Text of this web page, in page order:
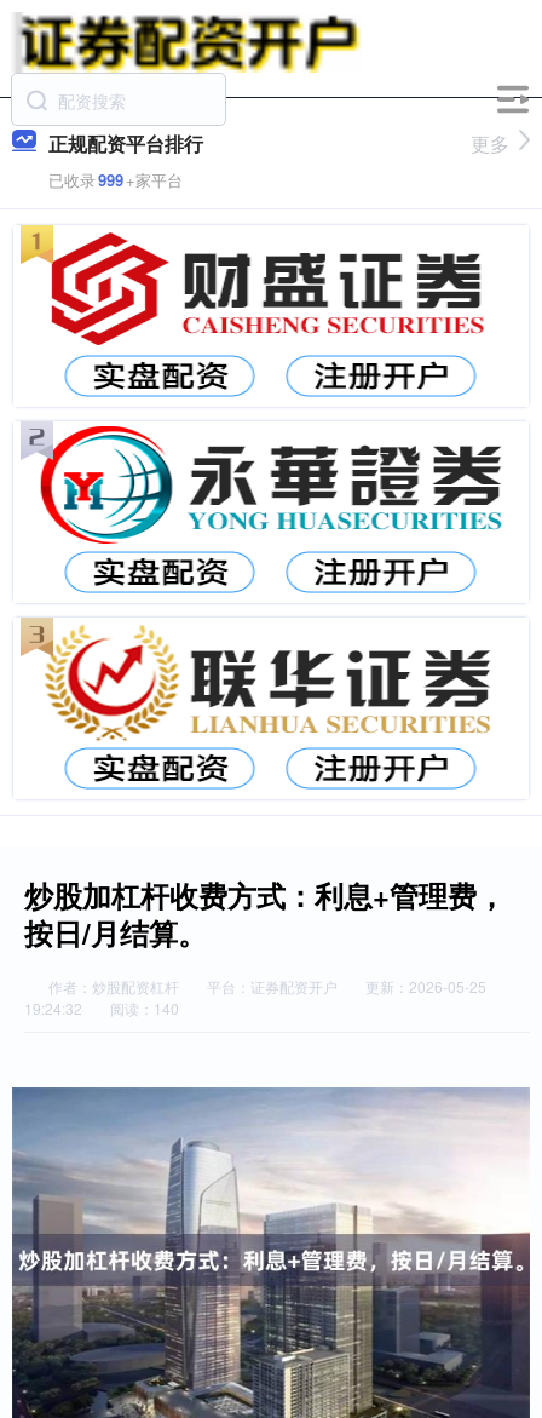
正规配资平台排行
已收录999+家平台
更多
炒股加杠杆收费方式：利息+管理费，
按日/月结算。
作者：炒股配资杠杆 平台：证券配资开户
更新：2026-05-25
19:24:32
阅读：140